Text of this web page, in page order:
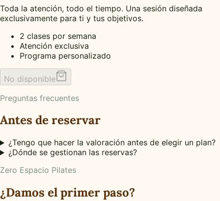
Toda la atención, todo el tiempo. Una sesión diseñada
exclusivamente para ti y tus objetivos.
2 clases por semana
Atención exclusiva
Programa personalizado
No disponible
Preguntas frecuentes
Antes de reservar
¿Tengo que hacer la valoración antes de elegir un plan?
¿Dónde se gestionan las reservas?
Zero Espacio Pilates
¿Damos el primer paso?